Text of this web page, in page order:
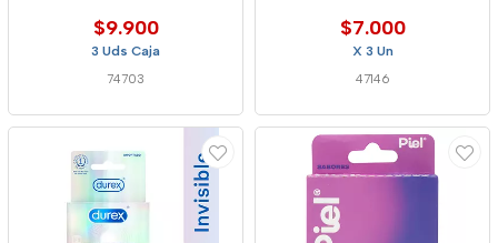
$9.900
3 Uds Caja
74703
$7.000
X 3 Un
47146